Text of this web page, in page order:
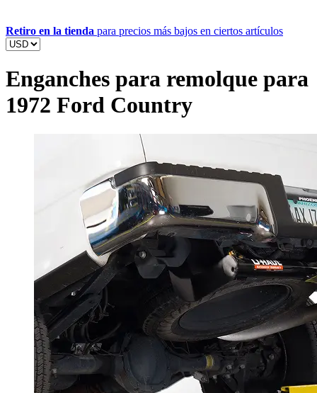
Retiro en la tienda para precios más bajos en ciertos artículos
Enganches para remolque para
1972 Ford Country